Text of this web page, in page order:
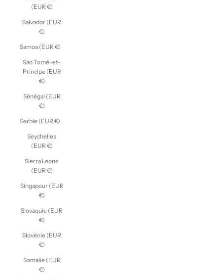
(EUR €)
Salvador (EUR
€)
Samoa (EUR €)
Sao Tomé-et-
Principe (EUR
€)
Sénégal (EUR
€)
Serbie (EUR €)
Seychelles
(EUR €)
Sierra Leone
(EUR €)
Singapour (EUR
€)
Slovaquie (EUR
€)
Slovénie (EUR
€)
Somalie (EUR
€)